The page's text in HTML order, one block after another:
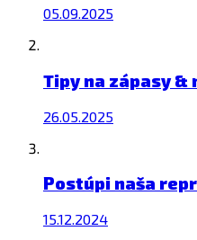
05.09.2025
Tipy na zápasy
26.05.2025
Postúpi naša
15.12.2024